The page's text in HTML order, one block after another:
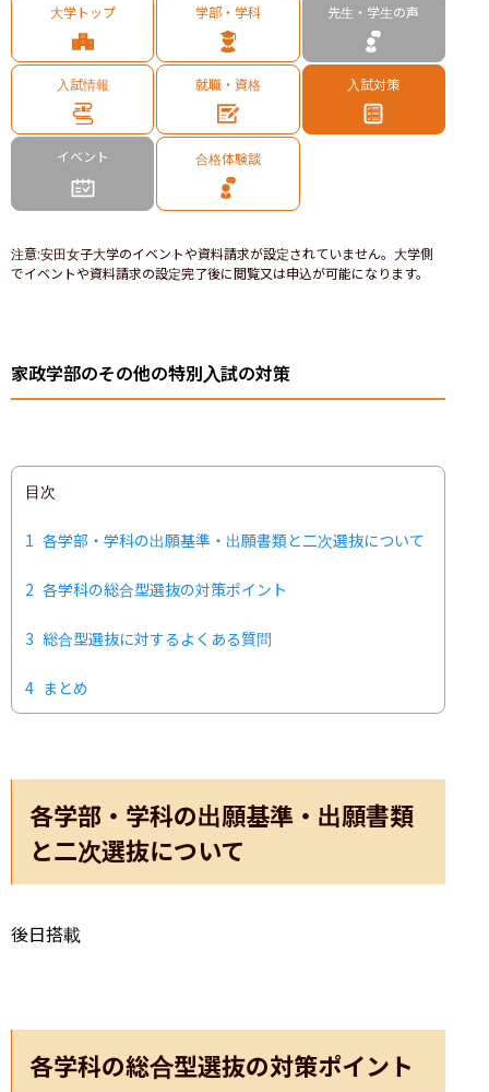
大学トップ 学部・学科 先生・学生の声
入試情報 就職・資格 入試対策
イベント 合格体験談
注意:安田女子大学のイベントや資料請求が設定されていません。大学側
でイベントや資料請求の設定完了後に閲覧又は申込が可能になります。
家政学部のその他の特別入試の対策
目次
1 各学部・学科の出願基準・出願書類と二次選抜について
2 各学科の総合型選抜の対策ポイント
3 総合型選抜に対するよくある質問
4 まとめ
各学部・学科の出願基準・出願書類
と二次選抜について
後日搭載
各学科の総合型選抜の対策ポイント